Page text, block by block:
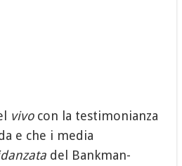
vivocon la testimonianza
e che i media
del Bankman-